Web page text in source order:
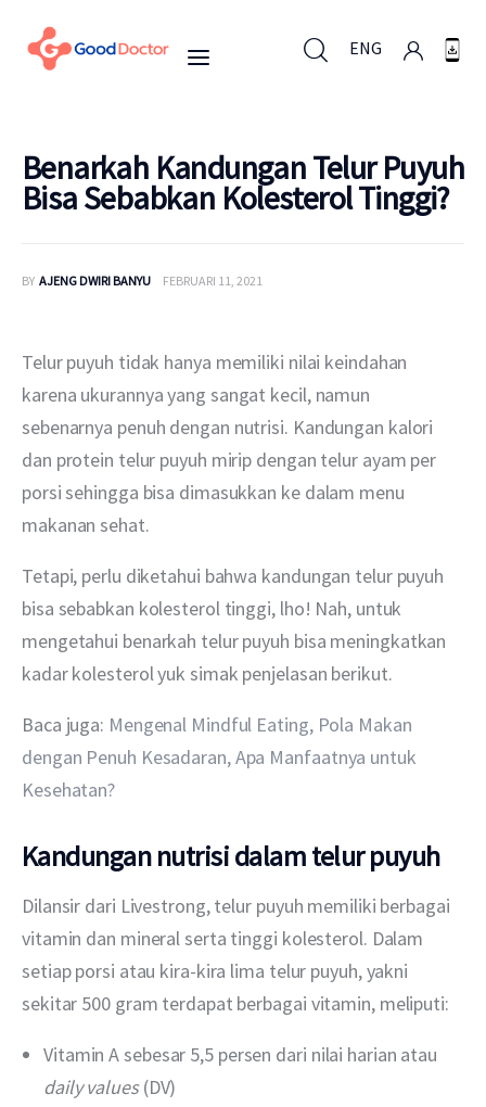
ENG
Mengapa Good Doctor
Berita
Layanan
Benarkah Kandungan Telur Puyuh
Bisa Sebabkan Kolesterol Tinggi?
BY AJENG DWIRI BANYU FEBRUARI 11, 2021
Telur puyuh tidak hanya memiliki nilai keindahan
karena ukurannya yang sangat kecil, namun
sebenarnya penuh dengan nutrisi. Kandungan kalori
dan protein telur puyuh mirip dengan telur ayam per
porsi sehingga bisa dimasukkan ke dalam menu
makanan sehat.
Tetapi, perlu diketahui bahwa kandungan telur puyuh
bisa sebabkan kolesterol tinggi, lho! Nah, untuk
mengetahui benarkah telur puyuh bisa meningkatkan
kadar kolesterol yuk simak penjelasan berikut.
Baca juga: Mengenal Mindful Eating, Pola Makan
dengan Penuh Kesadaran, Apa Manfaatnya untuk
Kesehatan?
Kandungan nutrisi dalam telur puyuh
Dilansir dari Livestrong, telur puyuh memiliki berbagai
vitamin dan mineral serta tinggi kolesterol. Dalam
setiap porsi atau kira-kira lima telur puyuh, yakni
sekitar 500 gram terdapat berbagai vitamin, meliputi:
Vitamin A sebesar 5,5 persen dari nilai harian atau
daily values(DV)